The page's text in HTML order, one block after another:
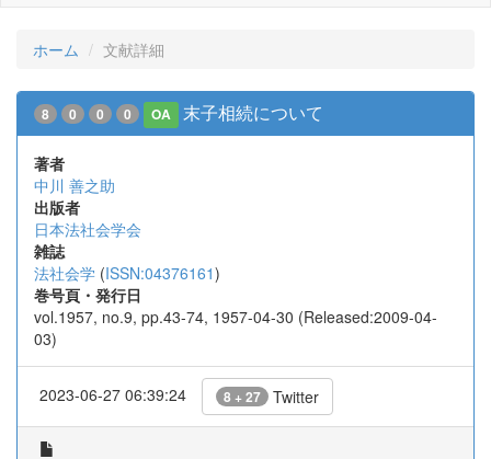
ホーム 文献詳細
8 0 0 0 OA 末子相続について
著者
中川 善之助
出版者
日本法社会学会
雑誌
法社会学 (ISSN:04376161)
巻号頁・発行日
vol.1957, no.9, pp.43-74, 1957-04-30 (Released:2009-04-
03)
2023-06-27 06:39:24 8 + 27 Twitter